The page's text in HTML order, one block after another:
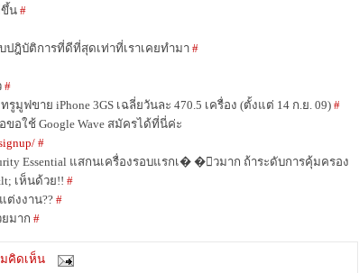
ขึ้น#
บปฎิบัติการที่ดีที่สุดเท่าที่เราเคยทำมา #
#
ทรูมูฟขาย iPhone 3GS เฉลี่ยวันละ 470.5 เครื่อง (ตั้งแต่ 14 ก.ย. 09) #
ขอใช้ Google Wave สมัครได้ที่นี่ค่ะ
#
Essential แสกนเครื่องรอบแรกเ� �็วมาก ถ้าระดับการคุ้มครอง
เห็นด้วย!! #
ต่งงาน?? #
ยมาก #
คิดเห็น